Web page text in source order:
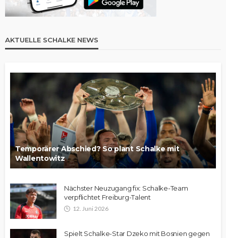
AKTUELLE SCHALKE NEWS
Temporärer Abschied? So plant Schalke mit
Wallentowitz
Nächster Neuzugang fix: Schalke-Team
verpflichtet Freiburg-Talent
12. Juni 2026
Spielt Schalke-Star Dzeko mit Bosnien gegen